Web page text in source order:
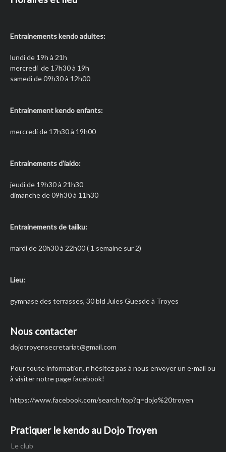
Entrainements kendo adultes:
lundi de 19h à 21h
mercredi de 17h30 à 19h
samedi de 09h30 à 12h00
Entrainement kendo enfants:
mercredi de 17h30 à 19h00
Entrainements d’iaido:
jeudi de 19h30 à 21h30
dimanche de 09h30 à 11h30
Entrainements de taiiku:
mardi de 20h30 à 22h00 ( 1 semaine sur 2)
Lieu:
gymnase des terrasses, 30 bld Jules Guesde à Troyes
Nous contacter
dojotroyensecretariat@gmail.com
Pour toute information, n’hésitez pas à nous envoyer un e-mail ou
à visiter notre page facebook!
https://www.facebook.com/search/top?q=dojo%20troyen
Pratiquer le kendo au Dojo Troyen
Le club